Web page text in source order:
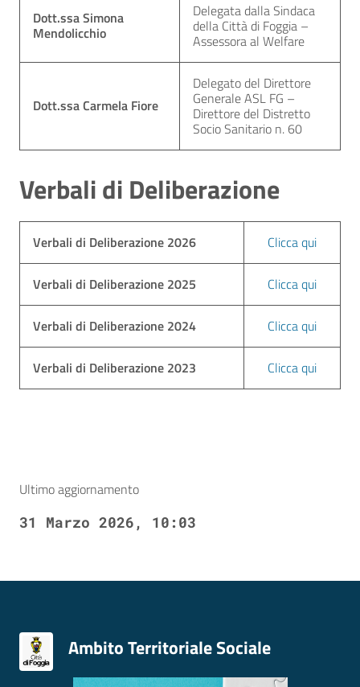
Dott.ssa Simona
Mendolicchio
Delegata dalla Sindaca
della Città di Foggia –
Assessora al Welfare
Dott.ssa Carmela Fiore
Delegato del Direttore
Generale ASL FG –
Direttore del Distretto
Socio Sanitario n. 60
Verbali di Deliberazione
Verbali di Deliberazione 2026 Clicca qui
Verbali di Deliberazione 2025 Clicca qui
Verbali di Deliberazione 2024 Clicca qui
Verbali di Deliberazione 2023 Clicca qui
Ultimo aggiornamento
31 Marzo 2026, 10:03
Ambito Territoriale Sociale